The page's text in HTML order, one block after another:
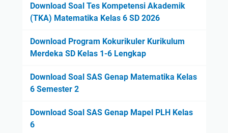
Download Soal Tes Kompetensi Akademik
(TKA) Matematika Kelas 6 SD 2026
Download Program Kokurikuler Kurikulum
Merdeka SD Kelas 1-6 Lengkap
Download Soal SAS Genap Matematika Kelas
6 Semester 2
Download Soal SAS Genap Mapel PLH Kelas
6